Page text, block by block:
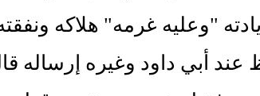
"وعليه غرمه" هلاكه
عند أبي داود وغيره إرساله